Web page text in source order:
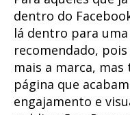
dentro do
lá dentro para
recomendado,
mais a marca,
página que
engajamento e